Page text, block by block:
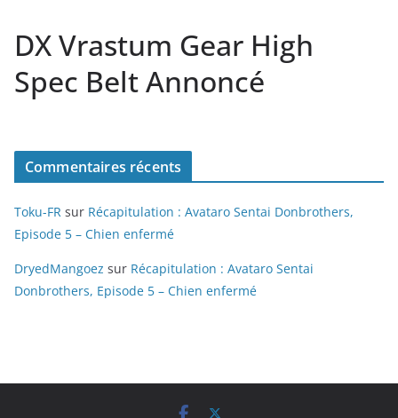
DX Vrastum Gear High
Spec Belt Annoncé
Commentaires récents
Toku-FR sur Récapitulation : Avataro Sentai Donbrothers,
Episode 5 – Chien enfermé
DryedMangoez sur Récapitulation : Avataro Sentai
Donbrothers, Episode 5 – Chien enfermé